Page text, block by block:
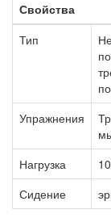
Свойства
Тип
Упражнения
Нагрузка
Сидение